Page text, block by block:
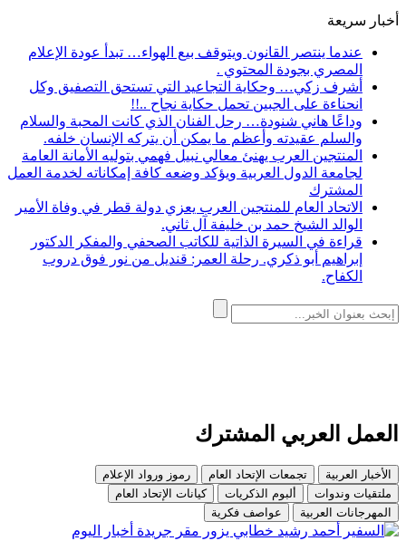
أخبار سريعة
عندما ينتصر القانون ويتوقف بيع الهواء… تبدأ عودة الإعلام
المصري بجودة المحتوي .
أشرف زكي… وحكاية التجاعيد التي تستحق التصفيق وكل
انحناءة على الجبين تحمل حكاية نجاح ..!!
وداعًا هاني شنودة… رحل الفنان الذي كانت المحبة والسلام
والسلم عقيدته وأعظم ما يمكن أن يتركه الإنسان خلفه.
المنتجين العرب يهنئ معالي نبيل فهمي بتوليه الأمانة العامة
لجامعة الدول العربية ويؤكد وضعه كافة إمكاناته لخدمة العمل
المشترك
الاتحاد العام للمنتجين العرب يعزي دولة قطر في وفاة الأمير
الوالد الشيخ حمد بن خليفة آل ثاني.
قراءة في السيرة الذاتية للكاتب الصحفي والمفكر الدكتور
إبراهيم أبو ذكري. رحلة العمر: قنديل من نور فوق دروب
الكفاح.
العمل العربي المشترك
الأخبار العربية تجمعات الإتحاد العام
رموز ورواد الإعلام
ملتقيات وندوات
ألبوم الذكريات
كيانات الإتحاد العام
المهرجانات العربية
عواصف فكرية